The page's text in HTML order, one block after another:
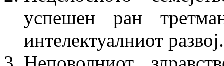
успешен ран
интелектуалниот развој.